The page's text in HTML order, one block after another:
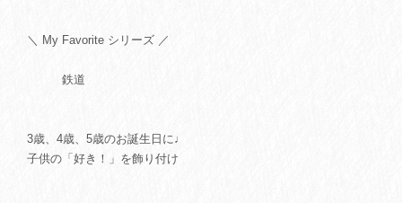
＼ My Favorite シリーズ ／
鉄道
3歳、4歳、5歳のお誕生日に♩
子供の「好き！」を飾り付け